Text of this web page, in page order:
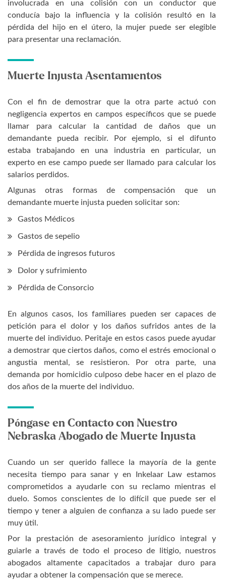
involucrada en una colisión con un conductor que
conducía bajo la influencia y la colisión resultó en la
pérdida del hijo en el útero, la mujer puede ser elegible
para presentar una reclamación.
Muerte Injusta Asentamientos
Con el fin de demostrar que la otra parte actuó con
negligencia expertos en campos específicos que se puede
llamar para calcular la cantidad de daños que un
demandante pueda recibir. Por ejemplo, si el difunto
estaba trabajando en una industria en particular, un
experto en ese campo puede ser llamado para calcular los
salarios perdidos.
Algunas otras formas de compensación que un
demandante muerte injusta pueden solicitar son:
Gastos Médicos
Gastos de sepelio
Pérdida de ingresos futuros
Dolor y sufrimiento
Pérdida de Consorcio
En algunos casos, los familiares pueden ser capaces de
petición para el dolor y los daños sufridos antes de la
muerte del individuo. Peritaje en estos casos puede ayudar
a demostrar que ciertos daños, como el estrés emocional o
angustia mental, se resistieron. Por otra parte, una
demanda por homicidio culposo debe hacer en el plazo de
dos años de la muerte del individuo.
Póngase en Contacto con Nuestro
Nebraska Abogado de Muerte Injusta
Cuando un ser querido fallece la mayoría de la gente
necesita tiempo para sanar y en Inkelaar Law estamos
comprometidos a ayudarle con su reclamo mientras el
duelo. Somos conscientes de lo difícil que puede ser el
tiempo y tener a alguien de confianza a su lado puede ser
muy útil.
Por la prestación de asesoramiento jurídico integral y
guiarle a través de todo el proceso de litigio, nuestros
abogados altamente capacitados a trabajar duro para
ayudar a obtener la compensación que se merece.